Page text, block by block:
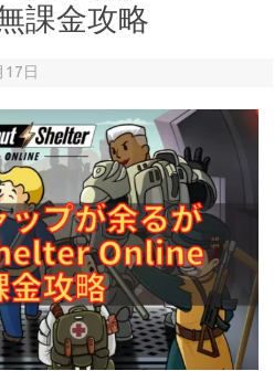
課金攻略
17日